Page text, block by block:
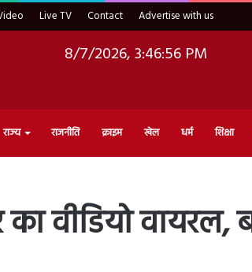
Live TV Contact Advertise with us
8/7/2026, 3:46:57 PM
राज्य राजनीति क्राइम खेल धर्म शिक्षा
वीडियो वायरल,